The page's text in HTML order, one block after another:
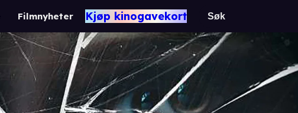
Filmnyheter Kjøp kinogavekort